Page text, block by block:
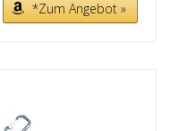
*Zum Angebot »